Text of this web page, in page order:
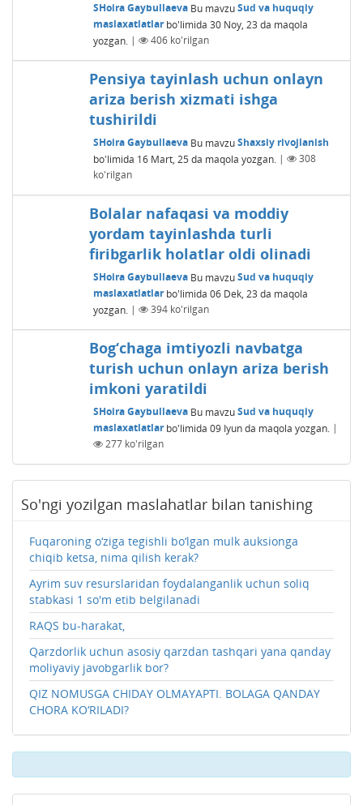
SHoira Gaybullaeva Bu mavzuSud va huquqiy
maslaxatlatlarbo'limida 30 Noy, 23 da maqola
yozgan. | 406ko'rilgan
Pensiya tayinlash uchun onlayn
ariza berish xizmati ishga
tushirildi
SHoira Gaybullaeva Bu mavzuShaxsiy rivojlanish
bo'limida 16 Mart, 25 da maqola yozgan. |
308
ko'rilgan
Bolalar nafaqasi va moddiy
yordam tayinlashda turli
firibgarlik holatlar oldi olinadi
SHoira Gaybullaeva Bu mavzuSud va huquqiy
maslaxatlatlarbo'limida 06 Dek, 23 da maqola
yozgan. | 394ko'rilgan
Bog‘chaga imtiyozli navbatga
turish uchun onlayn ariza berish
imkoni yaratildi
SHoira Gaybullaeva Bu mavzuSud va huquqiy
maslaxatlatlarbo'limida 09 Iyun da maqola yozgan. |
277ko'rilgan
So'ngi yozilgan maslahatlar bilan tanishing
Fuqaroning o‘ziga tegishli bo‘lgan mulk auksionga
chiqib ketsa, nima qilish kerak?
Ayrim suv resurslaridan foydalanganlik uchun soliq
stabkasi 1 so'm etib belgilanadi
RAQS bu-harakat,
Qarzdorlik uchun asosiy qarzdan tashqari yana qanday
moliyaviy javobgarlik bor?
QIZ NOMUSGA CHIDAY OLMAYAPTI. BOLAGA QANDAY
CHORA KO‘RILADI?